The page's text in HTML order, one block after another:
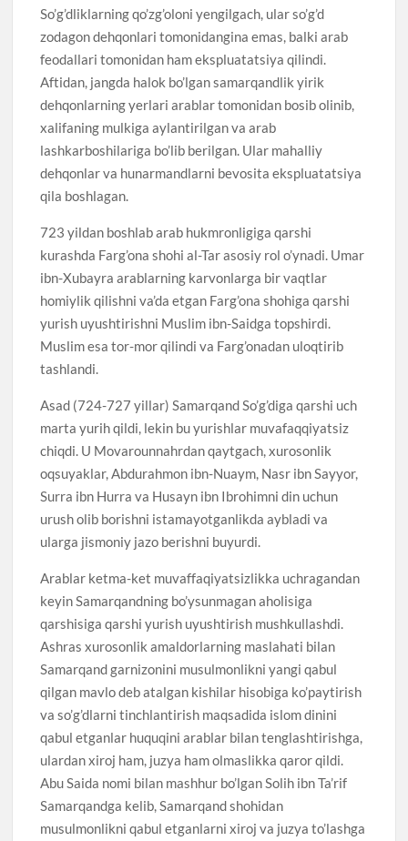
So’g’dliklarning qo’zg’oloni yengilgach, ular so’g’d
zodagon dehqonlari tomonidangina emas, balki arab
feodallari tomonidan ham ekspluatatsiya qilindi.
Aftidan, jangda halok bo’lgan samarqandlik yirik
dehqonlarning yerlari arablar tomonidan bosib olinib,
xalifaning mulkiga aylantirilgan va arab
lashkarboshilariga bo’lib berilgan. Ular mahalliy
dehqonlar va hunarmandlarni bevosita ekspluatatsiya
qila boshlagan.
723 yildan boshlab arab hukmronligiga qarshi
kurashda Farg’ona shohi al-Tar asosiy rol o’ynadi. Umar
ibn-Xubayra arablarning karvonlarga bir vaqtlar
homiylik qilishni va’da etgan Farg’ona shohiga qarshi
yurish uyushtirishni Muslim ibn-Saidga topshirdi.
Muslim esa tor-mor qilindi va Farg’onadan uloqtirib
tashlandi.
Asad (724-727 yillar) Samarqand So’g’diga qarshi uch
marta yurih qildi, lekin bu yurishlar muvafaqqiyatsiz
chiqdi. U Movarounnahrdan qaytgach, xurosonlik
oqsuyaklar, Abdurahmon ibn-Nuaym, Nasr ibn Sayyor,
Surra ibn Hurra va Husayn ibn Ibrohimni din uchun
urush olib borishni istamayotganlikda aybladi va
ularga jismoniy jazo berishni buyurdi.
Arablar ketma-ket muvaffaqiyatsizlikka uchragandan
keyin Samarqandning bo’ysunmagan aholisiga
qarshisiga qarshi yurish uyushtirish mushkullashdi.
Ashras xurosonlik amaldorlarning maslahati bilan
Samarqand garnizonini musulmonlikni yangi qabul
qilgan mavlo deb atalgan kishilar hisobiga ko’paytirish
va so’g’dlarni tinchlantirish maqsadida islom dinini
qabul etganlar huquqini arablar bilan tenglashtirishga,
ulardan xiroj ham, juzya ham olmaslikka qaror qildi.
Abu Saida nomi bilan mashhur bo’lgan Solih ibn Ta’rif
Samarqandga kelib, Samarqand shohidan
musulmonlikni qabul etganlarni xiroj va juzya to’lashga